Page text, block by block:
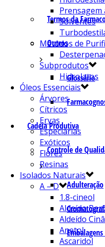
Termos da
Outros
Glossário
Cadeia Produtiva
Controle de
Adulteração
Prensagem
Solventes
Métodos de
Subprodutos
Hidrolatos
Óleos Essenciais
Árvores
Cítricos
Ervas
Especiarias
Exóticos
Flores
Resinas
Isolados Naturais
A – D
1.8-cineol
Aldeído
Aldeído
Anetol
Ascaridol